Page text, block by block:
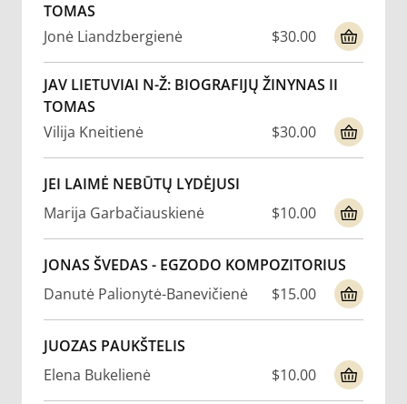
TOMAS
Jonė Liandzbergienė
$30.00
JAV LIETUVIAI N-Ž: BIOGRAFIJŲ ŽINYNAS II
TOMAS
Vilija Kneitienė
$30.00
JEI LAIMĖ NEBŪTŲ LYDĖJUSI
Marija Garbačiauskienė
$10.00
JONAS ŠVEDAS - EGZODO KOMPOZITORIUS
Danutė Palionytė-Banevičienė
$15.00
JUOZAS PAUKŠTELIS
Elena Bukelienė
$10.00